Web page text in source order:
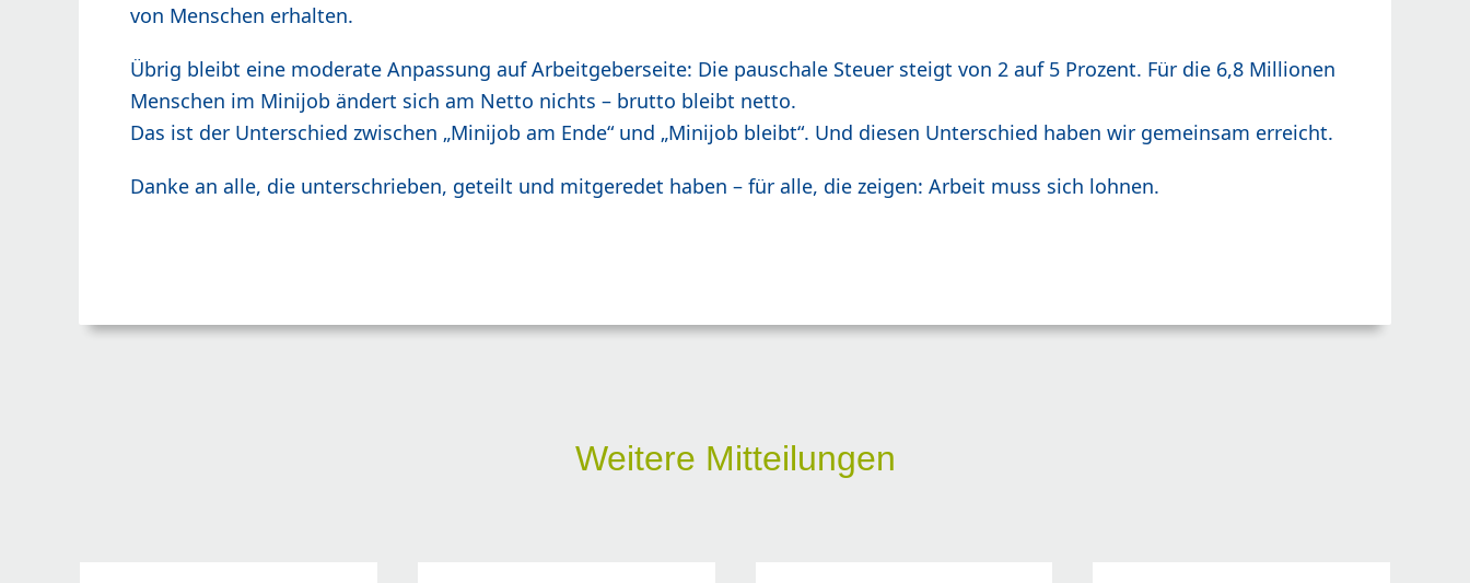
von Menschen erhalten.
Übrig bleibt eine moderate Anpassung auf Arbeitgeberseite: Die pauschale Steuer steigt von 2 auf 5 Prozent. Für die 6,8 Millionen
Menschen im Minijob ändert sich am Netto nichts – brutto bleibt netto.
Das ist der Unterschied zwischen „Minijob am Ende“ und „Minijob bleibt“. Und diesen Unterschied haben wir gemeinsam erreicht.
Danke an alle, die unterschrieben, geteilt und mitgeredet haben – für alle, die zeigen: Arbeit muss sich lohnen.
Weitere Mitteilungen